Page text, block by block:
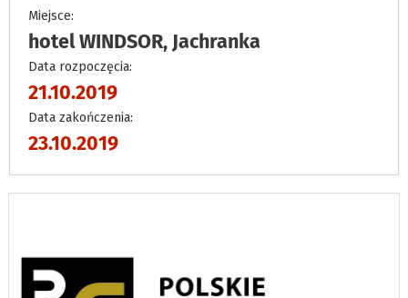
Miejsce:
hotel WINDSOR, Jachranka
Data rozpoczęcia:
21.10.2019
Data zakończenia:
23.10.2019